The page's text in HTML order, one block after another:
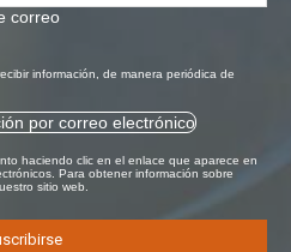
correo
información, de manera periódica de
por correo electrónico
haciendo clic en el enlace que aparece en
Para obtener información sobre
sitio web.